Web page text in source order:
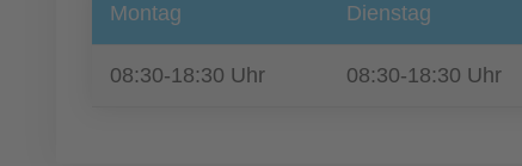
Montag Dienstag
08:30-18:30 Uhr 08:30-18:30 Uhr